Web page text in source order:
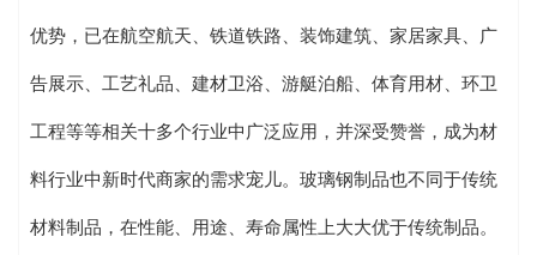
优势，已在航空航天、铁道铁路、装饰建筑、家居家具、广
告展示、工艺礼品、建材卫浴、游艇泊船、体育用材、环卫
工程等等相关十多个行业中广泛应用，并深受赞誉，成为材
料行业中新时代商家的需求宠儿。玻璃钢制品也不同于传统
材料制品，在性能、用途、寿命属性上大大优于传统制品。